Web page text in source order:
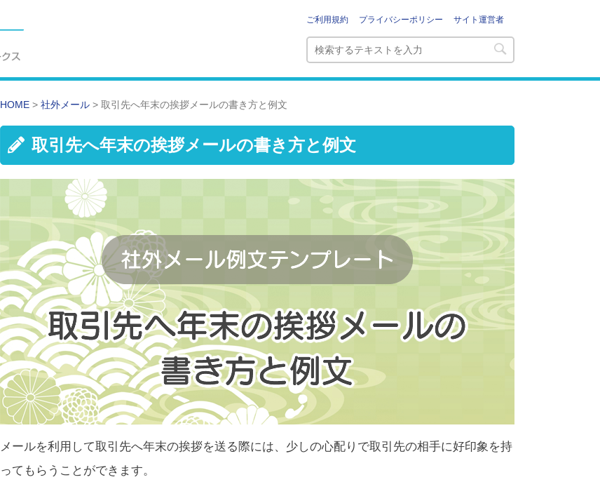
ご利用規約 プライバシーポリシー サイト運営者
HOME > 社外メール > 取引先へ年末の挨拶メールの書き方と例文
取引先へ年末の挨拶メールの書き方と例文
メールを利用して取引先へ年末の挨拶を送る際には、少しの心配りで取引先の相手に好印象を持
ってもらうことができます。